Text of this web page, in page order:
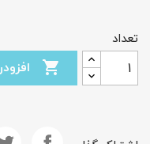
تعداد
